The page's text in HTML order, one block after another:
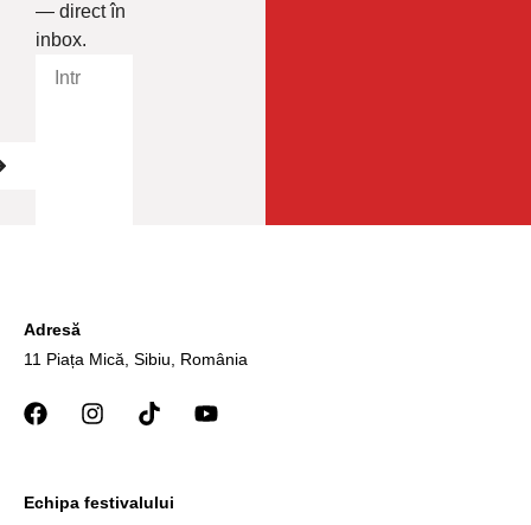
— direct în
inbox.
Adresă
11 Piața Mică, Sibiu, România
Echipa festivalului